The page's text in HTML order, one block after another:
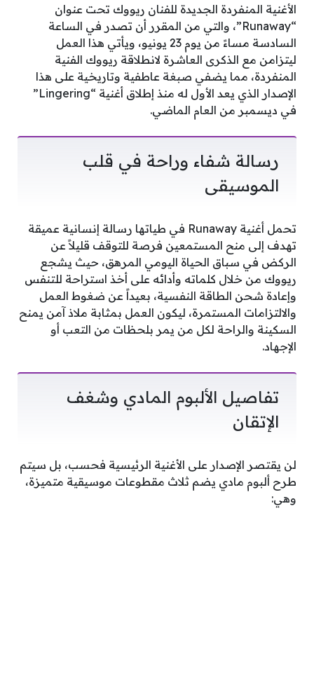
الأغنية المنفردة الجديدة للفنان ريووك تحت عنوان
“Runaway”، والتي من المقرر أن تصدر في الساعة
السادسة مساءً من يوم 23 يونيو، ويأتي هذا العمل
ليتزامن مع الذكرى العاشرة لانطلاقة ريووك الفنية
المنفردة، مما يضفي صبغة عاطفية وتاريخية على هذا
الإصدار الذي يعد الأول له منذ إطلاق أغنية “Lingering”
في ديسمبر من العام الماضي.
رسالة شفاء وراحة في قلب
الموسيقى
تحمل أغنية Runaway في طياتها رسالة إنسانية عميقة
تهدف إلى منح المستمعين فرصة للتوقف قليلاً عن
الركض في سباق الحياة اليومي المرهق، حيث يشجع
ريووك من خلال كلماته وأدائه على أخذ استراحة للتنفس
وإعادة شحن الطاقة النفسية، بعيداً عن ضغوط العمل
والالتزامات المستمرة، ليكون العمل بمثابة ملاذ آمن يمنح
السكينة والراحة لكل من يمر بلحظات من التعب أو
الإجهاد.
تفاصيل الألبوم المادي وشغف
الإتقان
لن يقتصر الإصدار على الأغنية الرئيسية فحسب، بل سيتم
طرح ألبوم مادي يضم ثلاث مقطوعات موسيقية متميزة،
وهي: